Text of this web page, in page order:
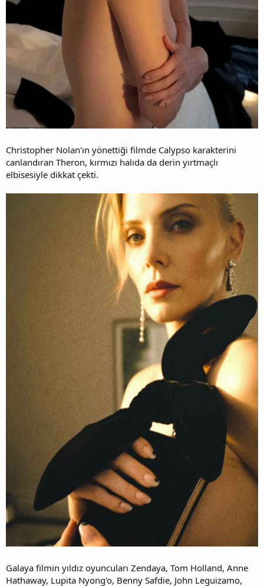
Christopher Nolan'ın yönettiği filmde Calypso karakterini
canlandıran Theron, kırmızı halıda da derin yırtmaçlı
elbisesiyle dikkat çekti.
Galaya filmin yıldız oyuncuları Zendaya, Tom Holland, Anne
Hathaway, Lupita Nyong'o, Benny Safdie, John Leguizamo,